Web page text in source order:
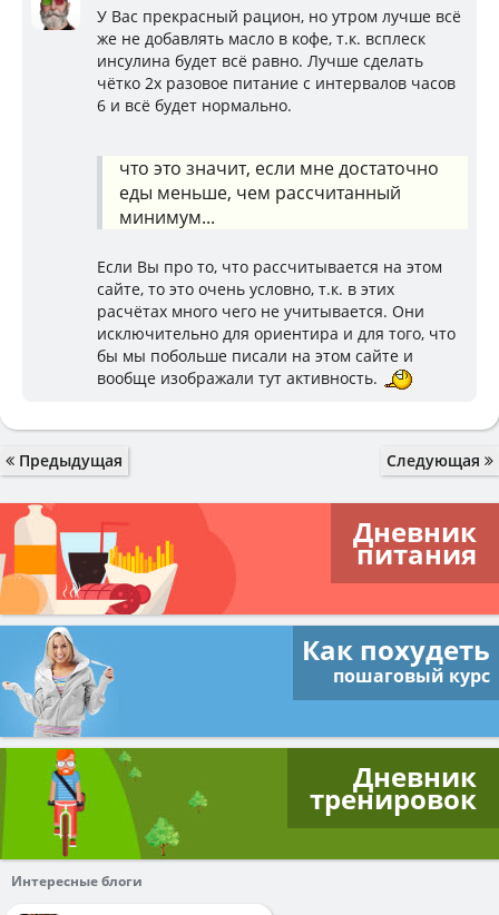
У Вас прекрасный рацион, но утром лучше всё
же не добавлять масло в кофе, т.к. всплеск
инсулина будет всё равно. Лучше сделать
чётко 2х разовое питание с интервалов часов
6 и всё будет нормально.
что это значит, если мне достаточно
еды меньше, чем рассчитанный
минимум...
Если Вы про то, что рассчитывается на этом
сайте, то это очень условно, т.к. в этих
расчётах много чего не учитывается. Они
исключительно для ориентира и для того, что
бы мы побольше писали на этом сайте и
вообще изображали тут активность.
Предыдущая Следующая
Дневник
питания
Как похудеть
пошаговый курс
Дневник
тренировок
Интересные блоги